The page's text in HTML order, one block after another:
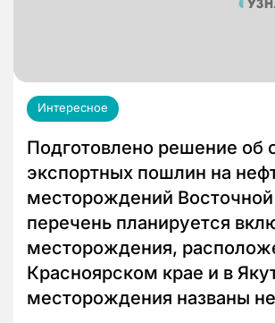
Интересное
Подготовлено решение об
экспортных пошлин на
месторождений
перечень планируется
месторождения,
Красноярском крае и в
месторождения названы